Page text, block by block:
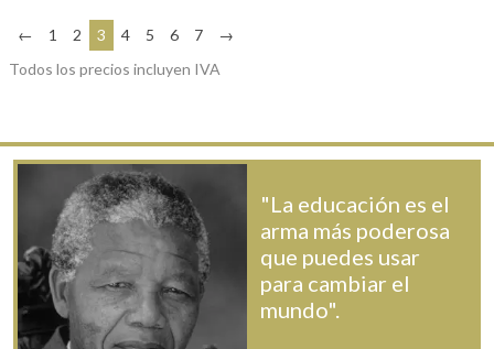
← 1 2 3 4 5 6 7
→
Todos los precios incluyen IVA
"La educación es el
arma más poderosa
que puedes usar
para cambiar el
mundo".